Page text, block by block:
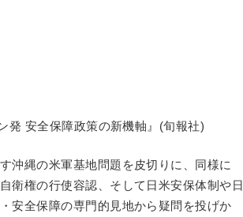
発 安全保障政策の新機軸』(旬報社)
沖縄の米軍基地問題を皮切りに、同様に
衛権の行使容認、そして日米安保体制や日
安全保障の専門的見地から疑問を投げか